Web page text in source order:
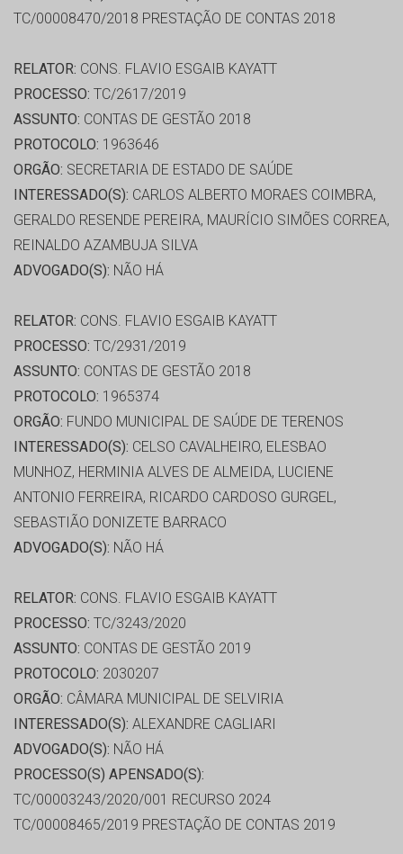
TC/00008470/2018 PRESTAÇÃO DE CONTAS 2018
RELATOR: CONS. FLAVIO ESGAIB KAYATT
PROCESSO: TC/2617/2019
ASSUNTO: CONTAS DE GESTÃO 2018
PROTOCOLO: 1963646
ORGÃO: SECRETARIA DE ESTADO DE SAÚDE
INTERESSADO(S): CARLOS ALBERTO MORAES COIMBRA,
GERALDO RESENDE PEREIRA, MAURÍCIO SIMÕES CORREA,
REINALDO AZAMBUJA SILVA
ADVOGADO(S): NÃO HÁ
RELATOR: CONS. FLAVIO ESGAIB KAYATT
PROCESSO: TC/2931/2019
ASSUNTO: CONTAS DE GESTÃO 2018
PROTOCOLO: 1965374
ORGÃO: FUNDO MUNICIPAL DE SAÚDE DE TERENOS
INTERESSADO(S): CELSO CAVALHEIRO, ELESBAO
MUNHOZ, HERMINIA ALVES DE ALMEIDA, LUCIENE
ANTONIO FERREIRA, RICARDO CARDOSO GURGEL,
SEBASTIÃO DONIZETE BARRACO
ADVOGADO(S): NÃO HÁ
RELATOR: CONS. FLAVIO ESGAIB KAYATT
PROCESSO: TC/3243/2020
ASSUNTO: CONTAS DE GESTÃO 2019
PROTOCOLO: 2030207
ORGÃO: CÂMARA MUNICIPAL DE SELVIRIA
INTERESSADO(S): ALEXANDRE CAGLIARI
ADVOGADO(S): NÃO HÁ
PROCESSO(S) APENSADO(S):
TC/00003243/2020/001 RECURSO 2024
TC/00008465/2019 PRESTAÇÃO DE CONTAS 2019